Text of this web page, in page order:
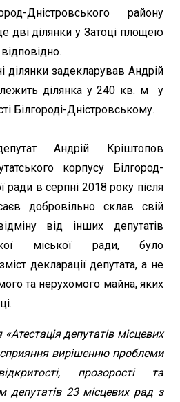
Дністровського району
дві ділянки у Затоці площею
ділянки задекларував Андрій
ділянка у 240 кв. м у
Білгороді-Дністровському.
Андрій Кріштопов
корпусу Білгород-
ради в серпні 2018 року після
добровільно склав свій
від інших депутатів
міської ради, було
декларації депутата, а не
та нерухомого майна, яких
депутатів місцевих
вирішенню проблеми
прозорості та
депутатів 23 місцевих рад з